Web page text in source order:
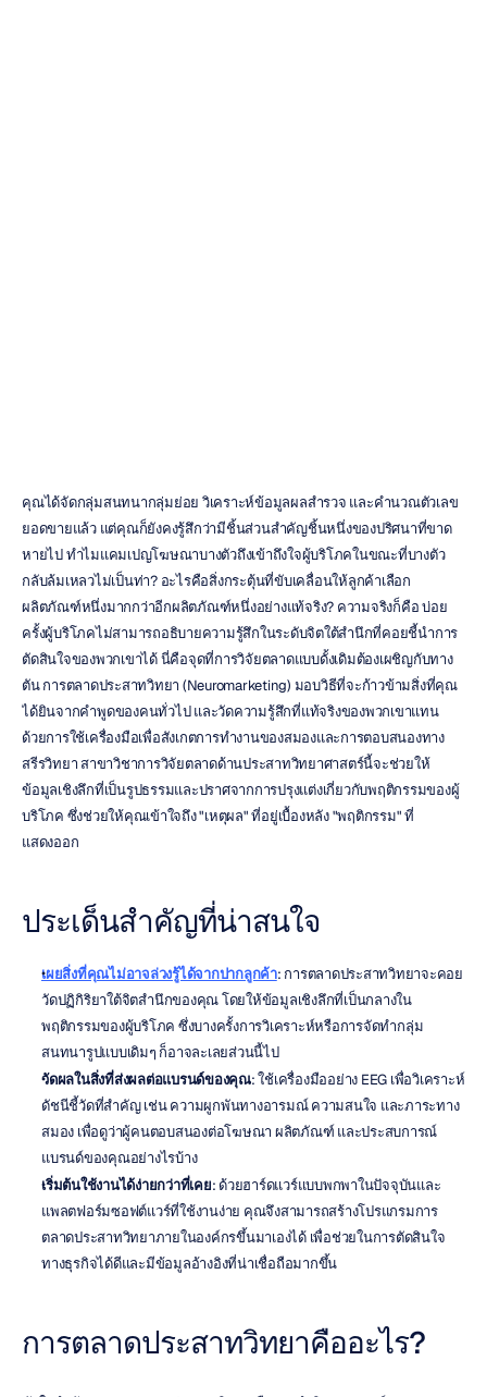
คุณได้จัดกลุ่มสนทนากลุ่มย่อย วิเคราะห์ข้อมูลผลสำรวจ และคำนวณตัวเลข
ยอดขายแล้ว แต่คุณก็ยังคงรู้สึกว่ามีชิ้นส่วนสำคัญชิ้นหนึ่งของปริศนาที่ขาด
หายไป ทำไมแคมเปญโฆษณาบางตัวถึงเข้าถึงใจผู้บริโภคในขณะที่บางตัว
กลับล้มเหลวไม่เป็นท่า? อะไรคือสิ่งกระตุ้นที่ขับเคลื่อนให้ลูกค้าเลือก
ผลิตภัณฑ์หนึ่งมากกว่าอีกผลิตภัณฑ์หนึ่งอย่างแท้จริง? ความจริงก็คือ บ่อย
ครั้งผู้บริโภคไม่สามารถอธิบายความรู้สึกในระดับจิตใต้สํานึกที่คอยชี้นำการ
ตัดสินใจของพวกเขาได้ นี่คือจุดที่การวิจัยตลาดแบบดั้งเดิมต้องเผชิญกับทาง
ตัน การตลาดประสาทวิทยา (Neuromarketing) มอบวิธีที่จะก้าวข้ามสิ่งที่คุณ
ได้ยินจากคำพูดของคนทั่วไป และวัดความรู้สึกที่แท้จริงของพวกเขาแทน
ด้วยการใช้เครื่องมือเพื่อสังเกตการทำงานของสมองและการตอบสนองทาง
สรีรวิทยา สาขาวิชาการวิจัยตลาดด้านประสาทวิทยาศาสตร์นี้จะช่วยให้
ข้อมูลเชิงลึกที่เป็นรูปธรรมและปราศจากการปรุงแต่งเกี่ยวกับพฤติกรรมของผู้
บริโภค ซึ่งช่วยให้คุณเข้าใจถึง "เหตุผล" ที่อยู่เบื้องหลัง "พฤติกรรม" ที่
แสดงออก
ประเด็นสำคัญที่น่าสนใจ
เผยสิ่งที่คุณไม่อาจล่วงรู้ได้จากปากลูกค้า: การตลาดประสาทวิทยาจะคอย
วัดปฏิกิริยาใต้จิตสำนึกของคุณ โดยให้ข้อมูลเชิงลึกที่เป็นกลางใน
พฤติกรรมของผู้บริโภค ซึ่งบางครั้งการวิเคราะห์หรือการจัดทำกลุ่ม
สนทนารูปแบบเดิมๆ ก็อาจละเลยส่วนนี้ไป
วัดผลในสิ่งที่ส่งผลต่อแบรนด์ของคุณ: ใช้เครื่องมืออย่าง EEG เพื่อวิเคราะห์
ดัชนีชี้วัดที่สำคัญ เช่น ความผูกพันทางอารมณ์ ความสนใจ และภาระทาง
สมอง เพื่อดูว่าผู้คนตอบสนองต่อโฆษณา ผลิตภัณฑ์ และประสบการณ์
แบรนด์ของคุณอย่างไรบ้าง
เริ่มต้นใช้งานได้ง่ายกว่าที่เคย: ด้วยฮาร์ดแวร์แบบพกพาในปัจจุบันและ
แพลตฟอร์มซอฟต์แวร์ที่ใช้งานง่าย คุณจึงสามารถสร้างโปรแกรมการ
ตลาดประสาทวิทยาภายในองค์กรขึ้นมาเองได้ เพื่อช่วยในการตัดสินใจ
ทางธุรกิจได้ดีและมีข้อมูลอ้างอิงที่น่าเชื่อถือมากขึ้น
การตลาดประสาทวิทยาคืออะไร?